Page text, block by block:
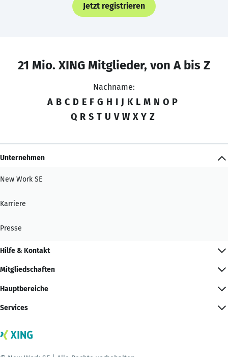
Jetzt registrieren
21 Mio. XING Mitglieder, von A bis Z
Nachname:
A B C D E F G H I J K L M N O P
Q R S T U V W X Y Z
Unternehmen
New Work SE
Karriere
Presse
Hilfe & Kontakt
Mitgliedschaften
Hauptbereiche
Services